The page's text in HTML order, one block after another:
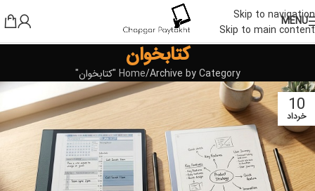
Skip to navigation
Skip to main content
MENU
کتابخوان
Home Archive by Category "کتابخوان"
10
خرداد